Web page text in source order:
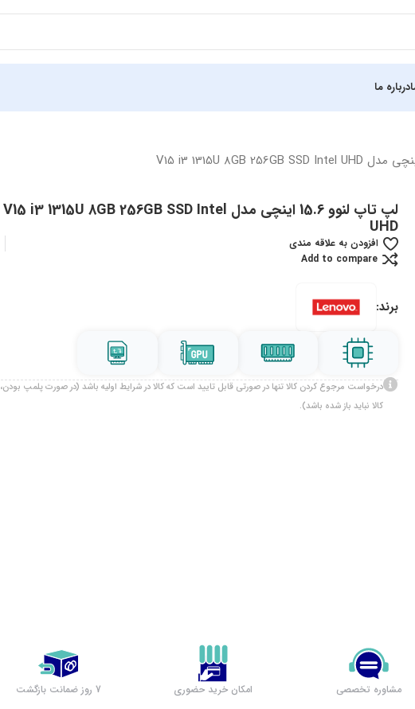
درباره ما
لپ تاپ لنوو 15.6 اینچی مدل V15 i3 1315U 8GB 256GB SSD Intel
UHD
افزودن به علاقه مندی
Add to compare
برند:
درخواست مرجوع کردن کالا تنها در صورتی قابل تایید است که کالا در شرایط اولیه باشد (در صورت پلمپ بودن،
کالا نباید باز شده باشد).
مشاوره تخصصی امکان خرید حضوری 7 روز ضمانت بازگشت